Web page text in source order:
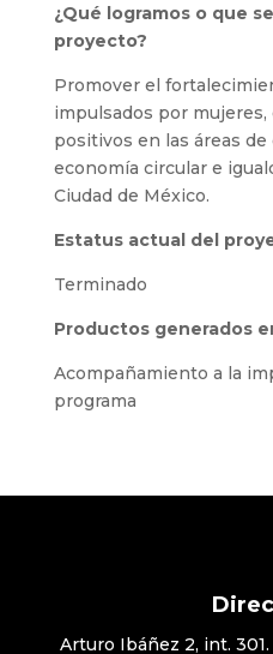
¿Qué logramos o que
proyecto?
Promover el
impulsados por
positivos en las áreas
economía circular e
Ciudad de México.
Estatus actual del
Terminado
Productos generados
Acompañamiento a la
programa
Arturo Ibáñez 2, int. 301.